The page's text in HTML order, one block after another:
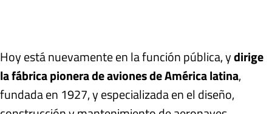
Hoy está nuevamente en la función pública, ydirige
la fábrica pionera de aviones de América latina,
fundada en 1927, y especializada en el diseño,